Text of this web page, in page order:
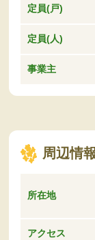
定員(戸)
定員(人)
事業主
周辺情
所在地
アクセス